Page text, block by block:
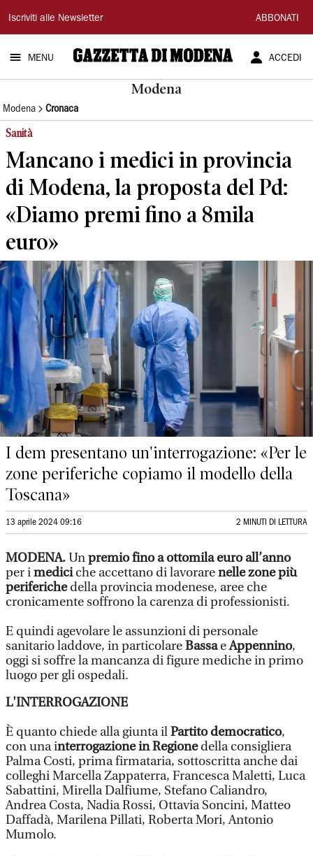
Gazzetta
di
Modena
Iscriviti alle Newsletter ABBONATI
MENU ACCEDI
Modena
Modena Cronaca
Sanità
Mancano i medici in provincia
di Modena, la proposta del Pd:
«Diamo premi fino a 8mila
euro»
I dem presentano un'interrogazione: «Per le
zone periferiche copiamo il modello della
Toscana»
13 aprile 2024 09:16 2 MINUTI DI LETTURA
MODENA.Unpremio fino a ottomila euro all’anno
per imediciche accettano di lavorarenelle zone più
periferichedella provincia modenese, aree che
cronicamente soffrono la carenza di professionisti.
E quindi agevolare le assunzioni di personale
sanitario laddove, in particolareBassaeAppennino,
oggi si soffre la mancanza di figure mediche in primo
luogo per gli ospedali.
L'INTERROGAZIONE
È quanto chiede alla giunta ilPartito democratico,
con una interrogazione in Regionedella consigliera
Palma Costi, prima firmataria, sottoscritta anche dai
colleghi Marcella Zappaterra, Francesca Maletti, Luca
Sabattini, Mirella Dalfiume, Stefano Caliandro,
Andrea Costa, Nadia Rossi, Ottavia Soncini, Matteo
Daffadà, Marilena Pillati, Roberta Mori, Antonio
Mumolo.